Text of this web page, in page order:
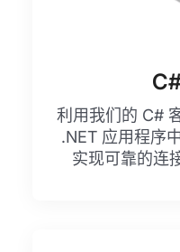
利用我们的 C#
.NET 应用程序
实现可靠的连